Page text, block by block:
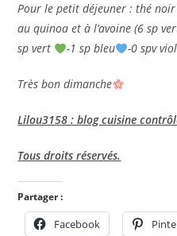
Pour le petit déjeuner : thé noir
au quinoa et à l’avoine (6 sp
sp vert
-1 sp bleu -0 spv
Très bon dimanche
Lilou3158 : blog cuisine
Tous droits réservés.
Partager :
Facebook